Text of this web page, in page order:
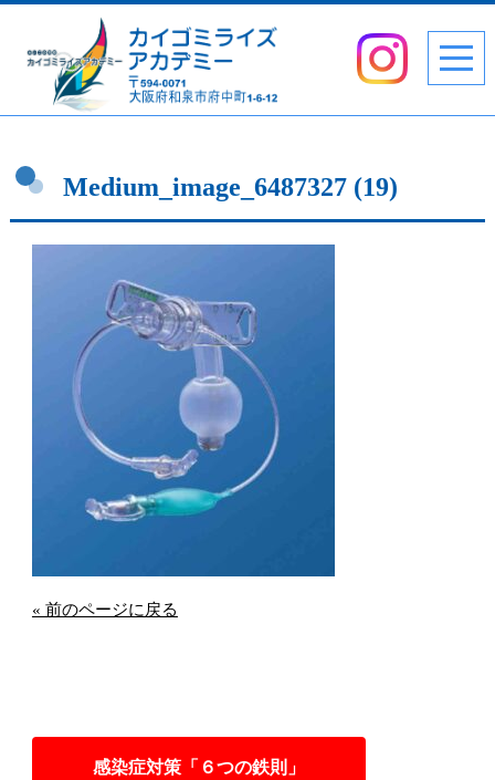
Medium_image_6487327 (19)
« 前のページに戻る
感染症対策「６つの鉄則」